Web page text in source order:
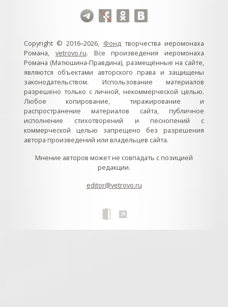
Copyright © 2016–2026, Фондтворчества иеромонаха
Романа, vetrovo.ru. Все произведения иеромонаха
Романа (Матюшина-Правдина), размещённые на сайте,
являются объектами авторского права и защищены
законодательством. Использование материалов
разрешено только с личной, некоммерческой целью.
Любое копирование, тиражирование и
распространение материалов сайта, публичное
исполнение стихотворений и песнопений с
коммерческой целью запрещено без разрешения
автора произведений или владельцев сайта.
Мнение авторов может не совпадать с позицией
редакции.
editor@vetrovo.ru